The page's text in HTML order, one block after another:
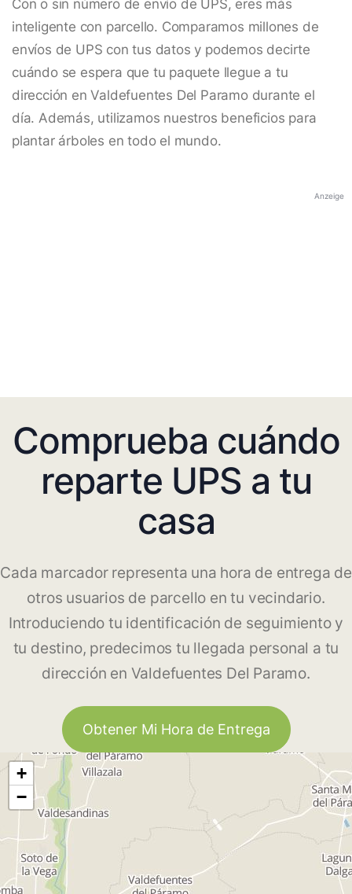
Con o sin número de envío de UPS, eres más
inteligente con parcello. Comparamos millones de
envíos de UPS con tus datos y podemos decirte
cuándo se espera que tu paquete llegue a tu
dirección en Valdefuentes Del Paramo durante el
día. Además, utilizamos nuestros beneficios para
plantar árboles en todo el mundo.
Anzeige
Comprueba cuándo
reparte UPS a tu
casa
Cada marcador representa una hora de entrega de
otros usuarios de parcello en tu vecindario.
Introduciendo tu identificación de seguimiento y
tu destino, predecimos tu llegada personal a tu
dirección en Valdefuentes Del Paramo.
Obtener Mi Hora de Entrega
+
−